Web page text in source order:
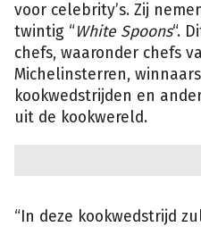
voor celebrity’s. Zij
twintig “White Spoons“.
chefs, waaronder chefs
Michelinsterren,
kookwedstrijden en
uit de kookwereld.
“In deze kookwedstrijd